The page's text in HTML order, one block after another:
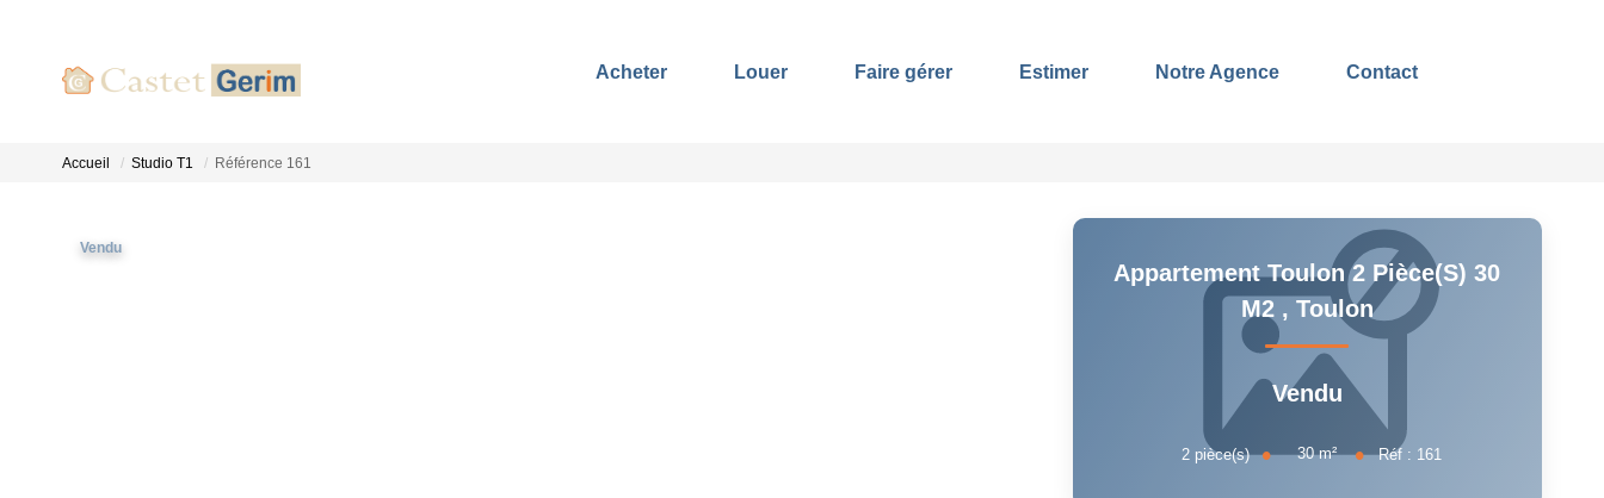
Acheter Louer Faire gérer Estimer Notre Agence Contact
Accueil Studio T1 Référence 161
Vendu
Appartement Toulon 2 Pièce(s) 30
M2 , Toulon
Vendu
2 pièce(s) 30m² Réf : 161